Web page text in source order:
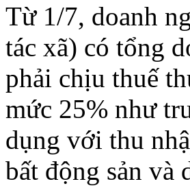
Từ 1/7, doanh
tác xã) có tổng
phải chịu thuế
mức 25% như
dụng với thu
bất động sản và